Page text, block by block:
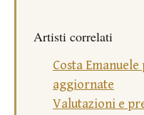
Artisti correlati
Costa
aggiornate
Valutazioni e